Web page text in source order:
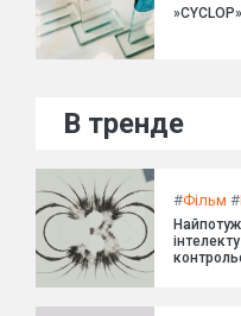
В тренде
#Фільм #